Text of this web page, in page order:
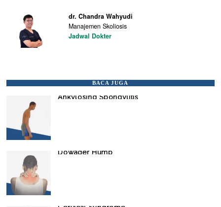
dr. Chandra Wahyudi
Manajemen Skoliosis
Jadwal Dokter
BACA JUGA
Ankylosing Spondylitis
Dowager Hump